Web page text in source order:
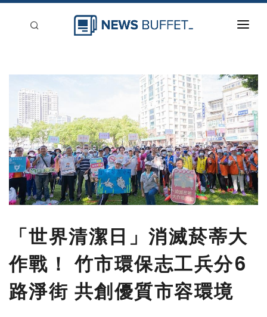
登入
刊登
「世界清潔日」消滅菸蒂大
作戰！ 竹市環保志工兵分6
路淨街 共創優質市容環境